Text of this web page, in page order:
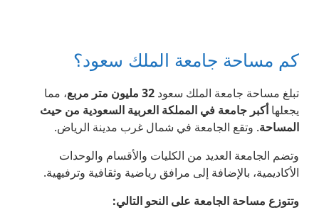
كم مساحة جامعة الملك سعود؟
تبلغ مساحة جامعة الملك سعود 32 مليون متر مربع، مما
يجعلهاأكبر جامعة في المملكة العربية السعودية من حيث
المساحة. وتقع الجامعة في شمال غرب مدينة الرياض.
وتضم الجامعة العديد من الكليات والأقسام والوحدات
الأكاديمية، بالإضافة إلى مرافق رياضية وثقافية وترفيهية.
وتتوزع مساحة الجامعة على النحو التالي: